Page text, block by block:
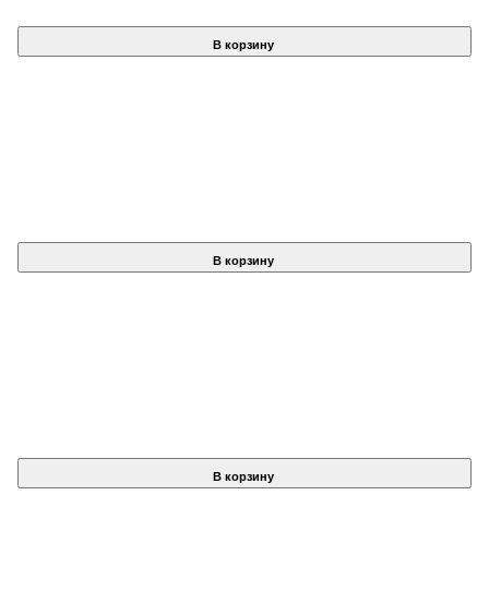
В корзину
В корзину
В корзину